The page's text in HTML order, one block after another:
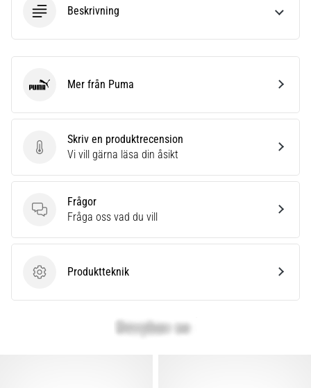
Beskrivning
Skriv en produktrecension
Skriv en produktrecension
Vi vill gärna läsa din åsikt
Frågor
Frågor
Fråga oss vad du vill
ProduktteknikProduktteknik
Puma Mer från Puma